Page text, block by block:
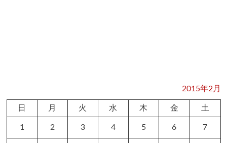
2015年2月
日 月 火 水 木 金 土
1 2 3 4 5 6 7